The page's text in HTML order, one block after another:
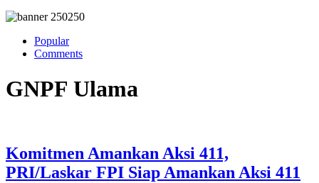
Popular
Comments
GNPF Ulama
Komitmen Amankan Aksi 411,
PRI/Laskar FPI Siap Amankan Aksi 411